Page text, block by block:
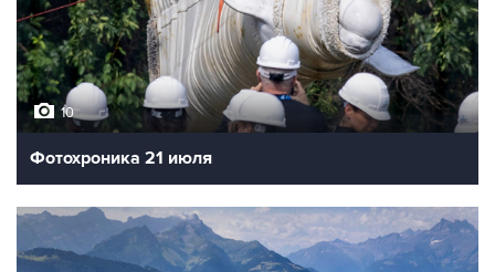
10
Фотохроника 21 июля